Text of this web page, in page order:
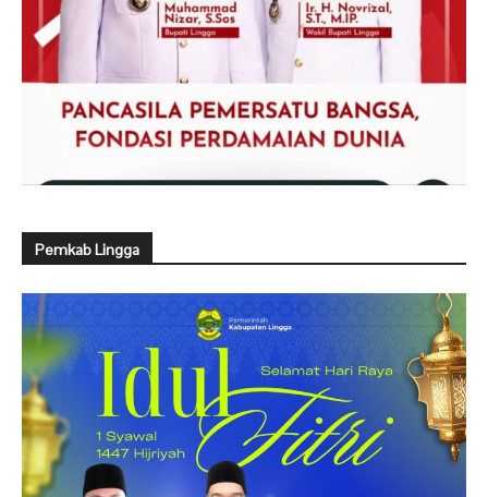
Pemkab Lingga